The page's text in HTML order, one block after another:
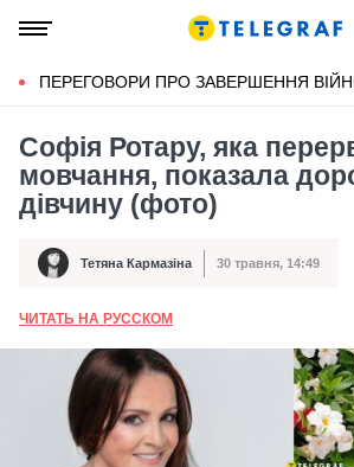
ПЕРЕГОВОРИ ПРО ЗАВЕРШЕННЯ
Софія Ротару, яка
мовчання, показала
дівчину (фото)
Автор Тетяна Кармазіна
Дата публікації 30 травня, 14:49
ЧИТАТЬ НА РУССКОМ